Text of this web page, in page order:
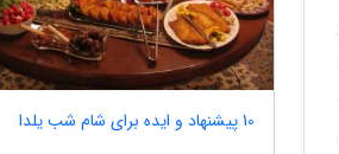
10 پیشنهاد و ایده برای شام شب یلدا